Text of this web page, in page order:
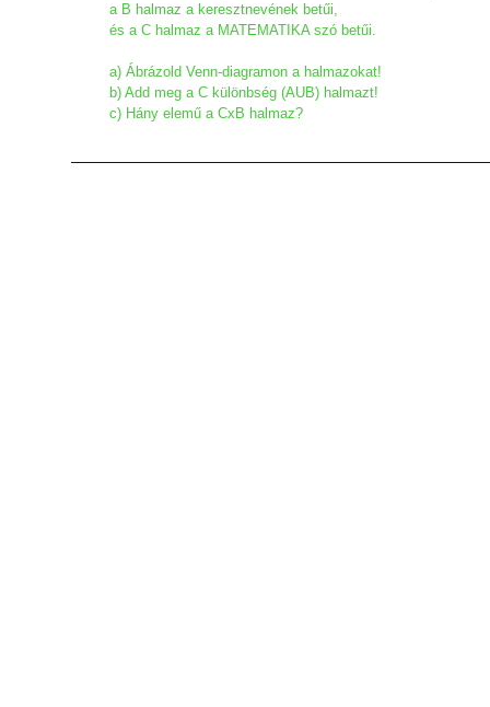
a B halmaz a keresztnevének betűi,
és a C halmaz a MATEMATIKA szó betűi.
a) Ábrázold Venn-diagramon a halmazokat!
b) Add meg a C különbség (AUB) halmazt!
c) Hány elemű a CxB halmaz?